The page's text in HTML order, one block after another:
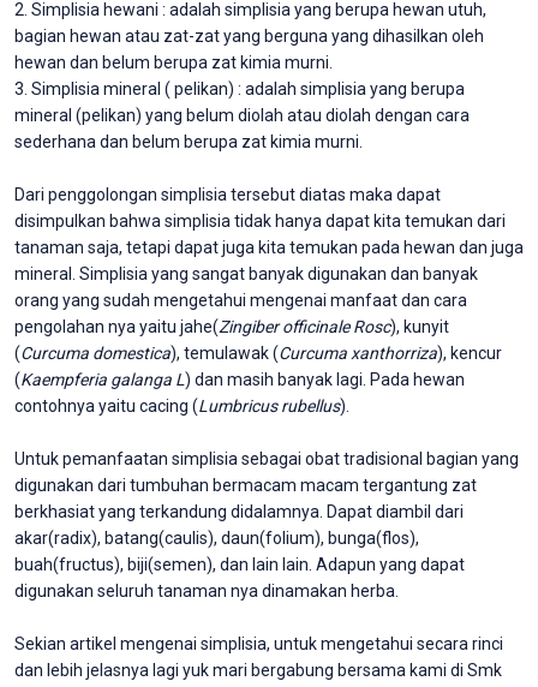
2. Simplisia hewani : adalah simplisia yang berupa hewan utuh,
bagian hewan atau zat-zat yang berguna yang dihasilkan oleh
hewan dan belum berupa zat kimia murni.
3. Simplisia mineral ( pelikan) : adalah simplisia yang berupa
mineral (pelikan) yang belum diolah atau diolah dengan cara
sederhana dan belum berupa zat kimia murni.
Dari penggolongan simplisia tersebut diatas maka dapat
disimpulkan bahwa simplisia tidak hanya dapat kita temukan dari
tanaman saja, tetapi dapat juga kita temukan pada hewan dan juga
mineral. Simplisia yang sangat banyak digunakan dan banyak
orang yang sudah mengetahui mengenai manfaat dan cara
pengolahan nya yaitu jahe(Zingiber officinale Rosc), kunyit
(Curcuma domestica), temulawak (Curcuma xanthorriza), kencur
(Kaempferia galanga L) dan masih banyak lagi. Pada hewan
contohnya yaitu cacing (Lumbricus rubellus).
Untuk pemanfaatan simplisia sebagai obat tradisional bagian yang
digunakan dari tumbuhan bermacam macam tergantung zat
berkhasiat yang terkandung didalamnya. Dapat diambil dari
akar(radix), batang(caulis), daun(folium), bunga(flos),
buah(fructus), biji(semen), dan lain lain. Adapun yang dapat
digunakan seluruh tanaman nya dinamakan herba.
Sekian artikel mengenai simplisia, untuk mengetahui secara rinci
dan lebih jelasnya lagi yuk mari bergabung bersama kami di Smk